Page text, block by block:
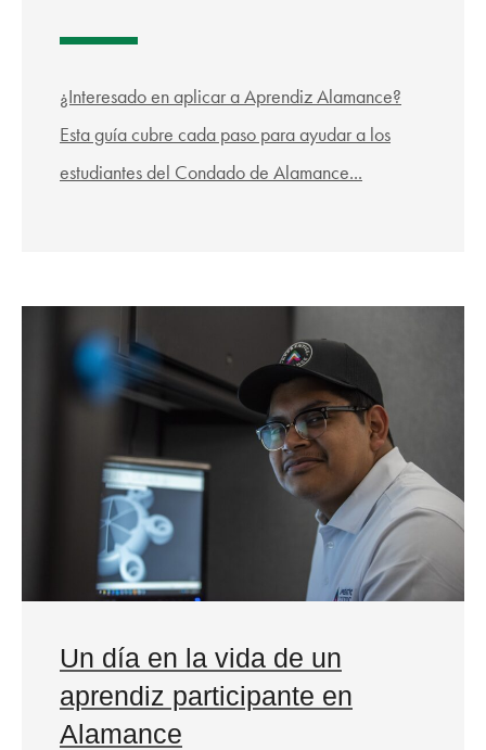
¿Interesado en aplicar a Aprendiz Alamance?
Esta guía cubre cada paso para ayudar a los
estudiantes del Condado de Alamance...
Un día en la vida de un
aprendiz participante en
Alamance